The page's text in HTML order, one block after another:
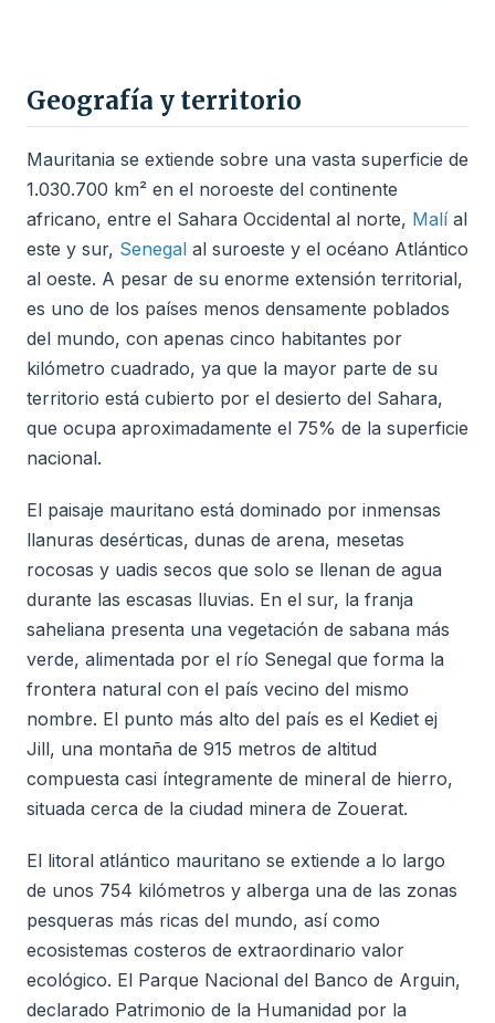
Geografía y territorio
Mauritania se extiende sobre una vasta superficie de
1.030.700 km² en el noroeste del continente
africano, entre el Sahara Occidental al norte, Malíal
este y sur, Senegal al suroeste y el océano Atlántico
al oeste. A pesar de su enorme extensión territorial,
es uno de los países menos densamente poblados
del mundo, con apenas cinco habitantes por
kilómetro cuadrado, ya que la mayor parte de su
territorio está cubierto por el desierto del Sahara,
que ocupa aproximadamente el 75% de la superficie
nacional.
El paisaje mauritano está dominado por inmensas
llanuras desérticas, dunas de arena, mesetas
rocosas y uadis secos que solo se llenan de agua
durante las escasas lluvias. En el sur, la franja
saheliana presenta una vegetación de sabana más
verde, alimentada por el río Senegal que forma la
frontera natural con el país vecino del mismo
nombre. El punto más alto del país es el Kediet ej
Jill, una montaña de 915 metros de altitud
compuesta casi íntegramente de mineral de hierro,
situada cerca de la ciudad minera de Zouerat.
El litoral atlántico mauritano se extiende a lo largo
de unos 754 kilómetros y alberga una de las zonas
pesqueras más ricas del mundo, así como
ecosistemas costeros de extraordinario valor
ecológico. El Parque Nacional del Banco de Arguin,
declarado Patrimonio de la Humanidad por la